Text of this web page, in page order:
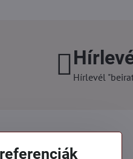
Hírlevél